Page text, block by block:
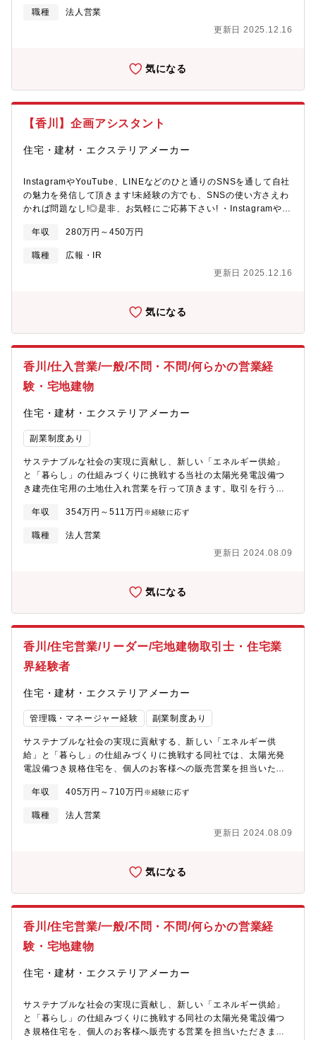
ス/室内のデザインやキッチンなど部分的なリフォーム/住宅のバリ
アフリー化、増改築/蓄電池の設置 等
職種
法人営業
更新日 2025.12.16
気になる
【香川】企画アシスタント
住宅・建材・エクステリアメーカー
InstagramやYouTube、LINEなどのひと通りのSNSを通して自社
の魅力を発信して頂きます!未経験の方でも、SNSの使い方さえわ
かれば問題なし!◎是非、お気軽にご応募下さい! ・Instagramや
議の参加や企画立案 ・投稿スケジュール管理 ・撮影(展示場・モ
デルハウス・分譲住宅) ・画像加工や動画編集 ・掲載用文章の作
成、投稿 ・簡単なリサーチ作業 ・アカウント管理作業 Youtubeの
ショート動画やTikTokなど今後取り入れていく施策はたくさんあ
年収 280万円～450万円
職種
広報・IR
更新日 2025.12.16
気になる
香川/仕入営業/一般/不問・不問/何らかの営業経
験・宅地建物
住宅・建材・エクステリアメーカー
副業制度あり
サステナブルな社会の実現に貢献し、新しい「エネルギー供給」
と「暮らし」の仕組みづくりに挑戦する当社の太陽光発電設備つ
き建売住宅用の土地仕入れ営業を行って頂きます。取引を行う不
お取引を行う企業の開拓を行って頂きます。【業務内容】■情報収
集:不動産業者を開拓したり、定期的に訪問する事で、物件や土地
に関する情報を収集します。■不動産査定・仕入れ:不動産自体や
周辺環境を鑑みながら、スマートホームを建設した場合に見込ま
務:スマートホーム建築後、購入希望者に対して提案します。基本
他、登記情報の習得や、権利移動の手続きなど、不動産の仕入れ
て用の土地の仕入れが主です。【役職】一般
年収 354万円～511万円 ※経験に応ず
職種
法人営業
更新日 2024.08.09
気になる
香川/住宅営業/リーダー/宅地建物取引士・住宅業
界経験者
住宅・建材・エクステリアメーカー
管理職・マネージャー経験 副業制度あり
サステナブルな社会の実現に貢献する、新しい「エネルギー供
給」と「暮らし」の仕組みづくりに挑戦する同社では、太陽光発
電設備つき規格住宅を、個人のお客様への販売営業を担当いただ
【こんな方に向いています!】住宅販売への情熱と、お客様に貢献
したいという強い思いをお持ちの方、押し売りではなく丁寧な顧
客接点が取れる方に向いています。具体的には、・《100%反響営
業》広告・HP等から反響のあったお客様の店舗への誘致・新築戸
ジメント太陽光発電や蓄電池が普及する持続可能な社会の実現に
子供たちや地球のために、誇りを持って働きたい方には、最適な
は少なく、休みも適切に取れる仕組みを整えています。建設業界
の非常識な労働環境に疑問を感じている方、新しい常識の社会を
う規格住宅は、注文住宅とは異なり、1棟1棟の仕様の違いや特殊
ル・クレームが少なく、効率的に成果を上げることができます。
また、営業に必要な業務や知識は、フローに沿って数分の動画マ
ニュアルがシステム化されており、何を行うか、何を学ぶかが明
年収 405万円～710万円 ※経験に応ず
職種
法人営業
更新日 2024.08.09
気になる
香川/住宅営業/一般/不問・不問/何らかの営業経
験・宅地建物
住宅・建材・エクステリアメーカー
サステナブルな社会の実現に貢献し、新しい「エネルギー供給」
と「暮らし」の仕組みづくりに挑戦する同社の太陽光発電設備つ
き規格住宅を、個人のお客様へ販売する営業を担当いただきま